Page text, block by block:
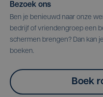
Bezoek ons
Ben je benieuwd naar onze
bedrijf of vriendengroep een
schermen brengen? Dan kan
boeken.
Boek